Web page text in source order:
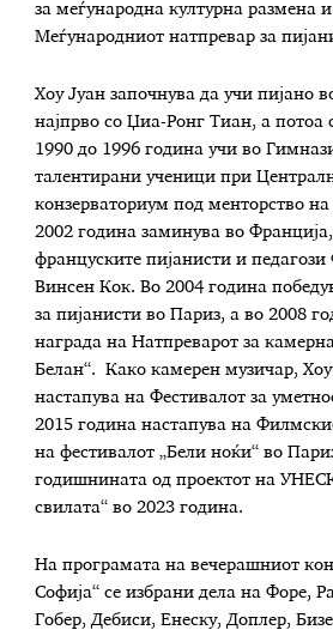
за меѓународна културна размена
Меѓународниот натпревар за
Хоу Јуан започнува да учи пијано
најпрво со Џиа-Ронг Тиан, а
1990 до 1996 година учи во
талентирани ученици при
конзерваториум под менторство
2002 година заминува во
француските пијанисти и
Винсен Кок. Во 2004 година
за пијанисти во Париз, а во 2008
награда на Натпреварот за
Белан“. Како камерен музичар,
настапува на Фестивалот за
2015 година настапува на
на фестивалот „Бели ноќи“ во
годишнината од проектот на
свилата“ во 2023 година.
На програмата на вечерашниот
Софија“ се избрани дела на Форе,
Гобер, Дебиси, Енеску, Доплер,